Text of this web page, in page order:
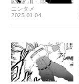
エンタメ
2025.01.04